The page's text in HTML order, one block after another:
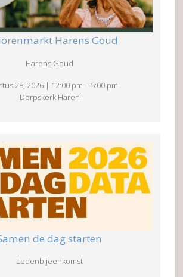
Harens Goud
Harens Goud
28, 2026 | 12:00 pm – 5:00 pm
Dorpskerk Haren
de dag starten
Ledenbijeenkomst